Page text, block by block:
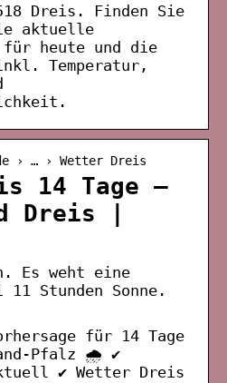
Dreis. Finden Sie
aktuelle
für heute und die
Temperatur,
› … › Wetter Dreis
14 Tage –
Dreis |
Es weht eine
Stunden Sonne.
für 14 Tage
Pfalz 🌧️ ✔
✔ Wetter Dreis